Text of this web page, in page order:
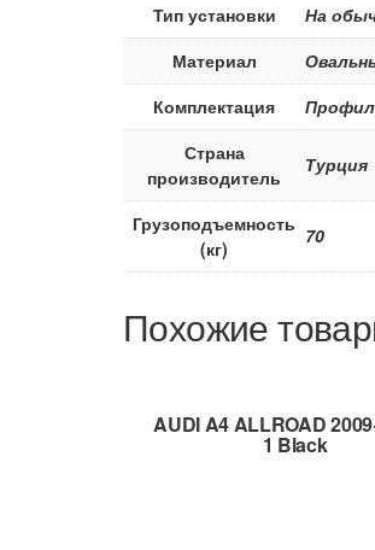
Тип установки
На
Материал
Комплектация
Страна
производитель
Турция
Грузоподъемность
(кг)
70
Похожие
AUDI A4 ALLROAD
1 Black